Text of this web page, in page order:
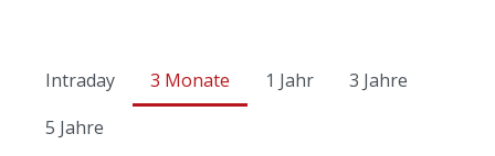
Intraday 3 Monate 1 Jahr
3 Jahre
5 Jahre